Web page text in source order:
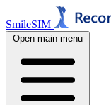
SmileSIM
Open main menu